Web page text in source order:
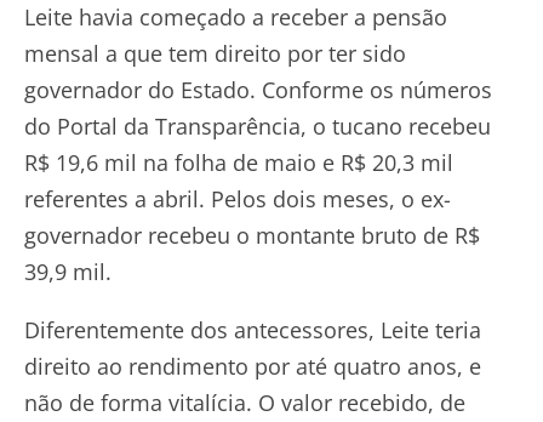
Leite havia começado a receber a pensão
mensal a que tem direito por ter sido
governador do Estado. Conforme os números
do Portal da Transparência, o tucano recebeu
R$ 19,6 mil na folha de maio e R$ 20,3 mil
referentes a abril. Pelos dois meses, o ex-
governador recebeu o montante bruto de R$
39,9 mil.
Diferentemente dos antecessores, Leite teria
direito ao rendimento por até quatro anos, e
não de forma vitalícia. O valor recebido, de